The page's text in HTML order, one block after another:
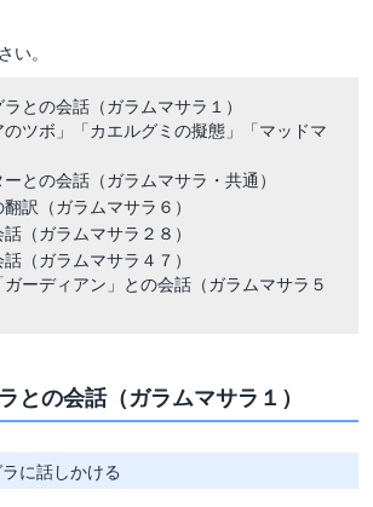
い。
との会話（ガラムマサラ１）
のツボ」「カエルグミの擬態」「マッドマ
との会話（ガラムマサラ・共通）
訳（ガラムマサラ６）
（ガラムマサラ２８）
（ガラムマサラ４７）
ガーディアン」との会話（ガラムマサラ５
との会話（ガラムマサラ１）
に話しかける